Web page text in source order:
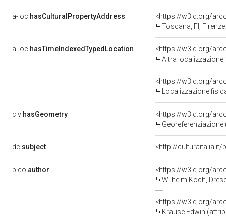
a-loc:hasCulturalPropertyAddress
<https://w3id.org/
Toscana, FI, Firenze
a-loc:hasTimeIndexedTypedLocation
<https://w3id.org/
Altra localizzazione
<https://w3id.org/
Localizzazione
clv:hasGeometry
<https://w3id.org/
dc:subject <http://culturaitalia.it/
pico:author
<https://w3id.org/
Wilhelm Koch,
<https://w3id.org/
Krause Edwin